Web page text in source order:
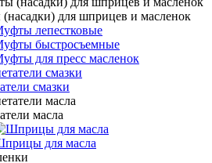
для шприцев и масленок
лепестковые
быстросъемные
для пресс масленок
смазки
масла
для масла